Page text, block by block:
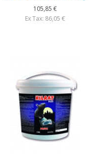
105,85 €
Ex Tax: 86,05 €